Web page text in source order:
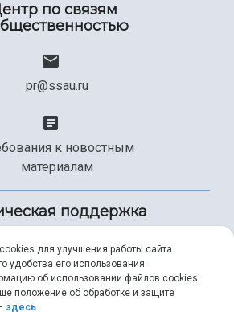
по связям
pr@ssau.ru
к новостным
материалам
поддержка
+7 (846) 267-49-99
для улучшения работы сайта
удобства его использования.
об использовании файлов cookies
положение об обработке и защите
здесь.